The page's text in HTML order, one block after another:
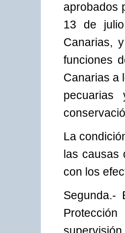
aprobados
13 de
Canarias,
funciones
Canarias a
La
las causas
con los
Segunda.-